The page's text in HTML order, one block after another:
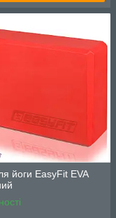
йоги EasyFit EVA